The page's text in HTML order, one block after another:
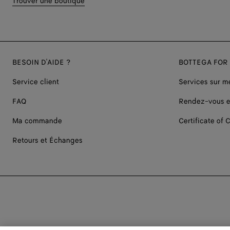
BESOIN D'AIDE ?
Service client
FAQ
Ma commande
Retours et Échanges
BOTTEGA FOR
Services sur
Rendez-vous
Certificate of